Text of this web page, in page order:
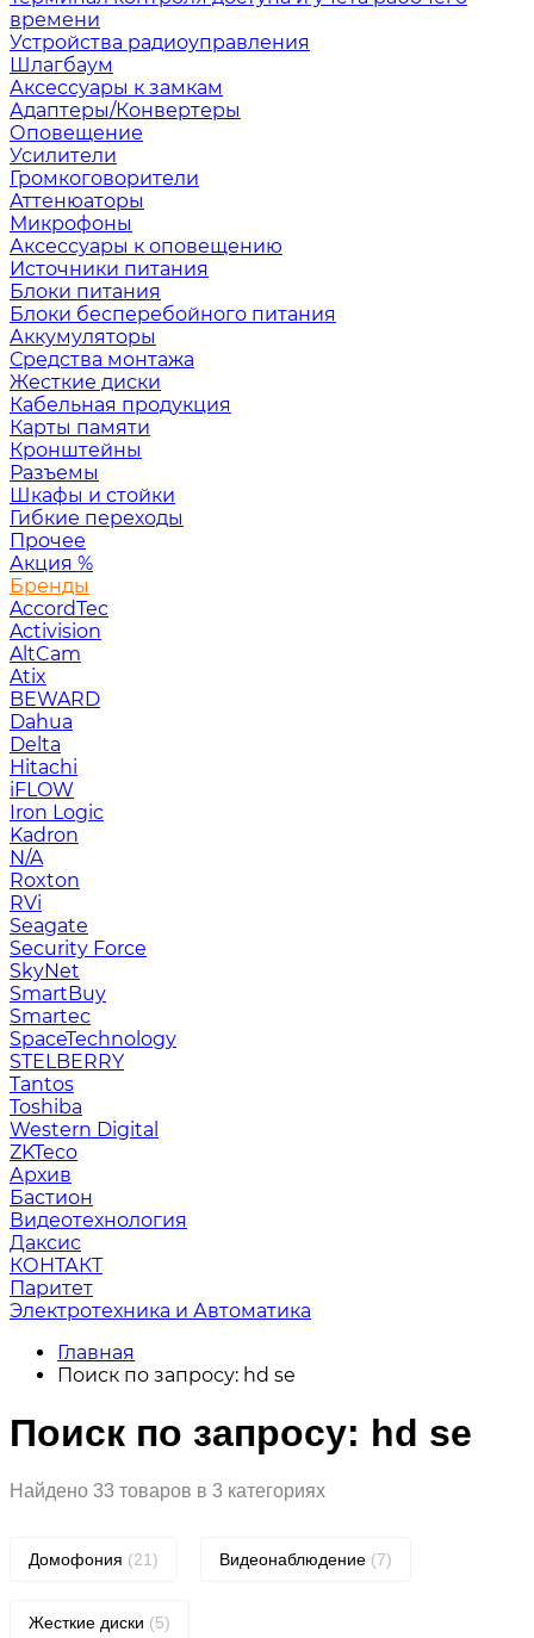
времени
Устройства радиоуправления
Шлагбаум
Аксессуары к замкам
Адаптеры/Конвертеры
Оповещение
Усилители
Громкоговорители
Аттенюаторы
Микрофоны
Аксессуары к оповещению
Источники питания
Блоки питания
Блоки бесперебойного питания
Аккумуляторы
Средства монтажа
Жесткие диски
Кабельная продукция
Карты памяти
Кронштейны
Разъемы
Шкафы и стойки
Гибкие переходы
Прочее
Акция %
Бренды
AccordTec
Activision
AltCam
Atix
BEWARD
Dahua
Delta
Hitachi
iFLOW
Iron Logic
Kadron
N/A
Roxton
RVi
Seagate
Security Force
SkyNet
SmartBuy
Smartec
SpaceTechnology
STELBERRY
Tantos
Toshiba
Western Digital
ZKTeco
Архив
Бастион
Видеотехнология
Даксис
КОНТАКТ
Паритет
Электротехника и Автоматика
Главная
Поиск по запросу: hd se
Поиск по запросу: hd se
Найдено 33 товаров в 3 категориях
Домофония (21) Видеонаблюдение (7)
Жесткие диски (5)